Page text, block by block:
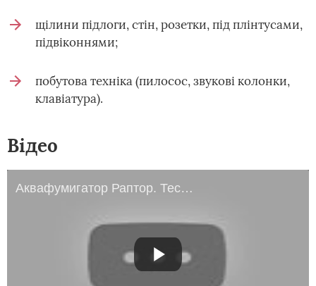
щілини підлоги, стін, розетки, під плінтусами,
підвіконнями;
побутова техніка (пилосос, звукові колонки,
клавіатура).
Відео
Аквафумигатор Раптор. Тест, огляд